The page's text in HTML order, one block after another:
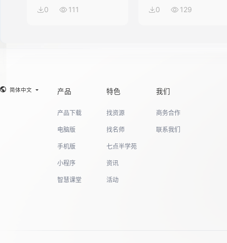
0 111 0 129
简体中文 产品
产品下载
电脑版
手机版
小程序
智慧课堂
特色
找资源
找名师
七点半学苑
资讯
活动
我们
商务合作
联系我们